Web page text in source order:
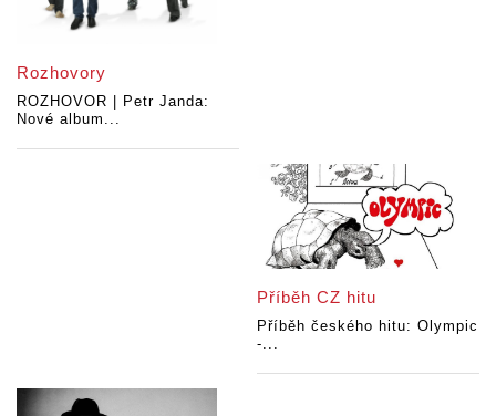
Rozhovory
ROZHOVOR | Petr Janda:
Nové album...
Příběh CZ hitu
Příběh českého hitu: Olympic
-...